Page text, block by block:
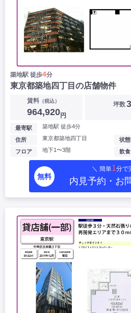
築地駅 徒歩4分
東京都築地四丁目の店舗物件
賃料（税込）
964,920円
坪数
最寄駅 築地駅 徒歩4分
住所 東京都築地四丁目
フロア 地下1〜3階
状態
飲食
無料
＼ 簡単1分で
内見予約・お